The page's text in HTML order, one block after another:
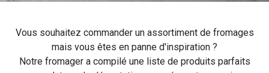
Vous souhaitez commander un assortiment de fromages
mais vous êtes en panne d'inspiration ?
Notre fromager a compilé une liste de produits parfaits